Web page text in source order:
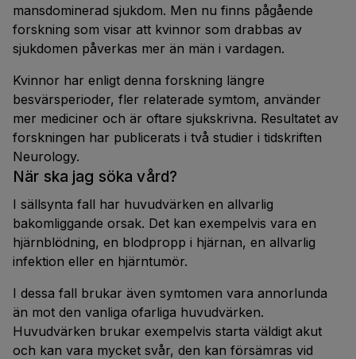
mansdominerad sjukdom. Men nu finns pågående
forskning som visar att kvinnor som drabbas av
sjukdomen påverkas mer än män i vardagen.
Kvinnor har enligt denna forskning längre
besvärsperioder, fler relaterade symtom, använder
mer mediciner och är oftare sjukskrivna. Resultatet av
forskningen har publicerats i två studier i tidskriften
Neurology.
När ska jag söka vård?
I sällsynta fall har huvudvärken en allvarlig
bakomliggande orsak. Det kan exempelvis vara en
hjärnblödning, en blodpropp i hjärnan, en allvarlig
infektion eller en hjärntumör.
I dessa fall brukar även symtomen vara annorlunda
än mot den vanliga ofarliga huvudvärken.
Huvudvärken brukar exempelvis starta väldigt akut
och kan vara mycket svår, den kan försämras vid